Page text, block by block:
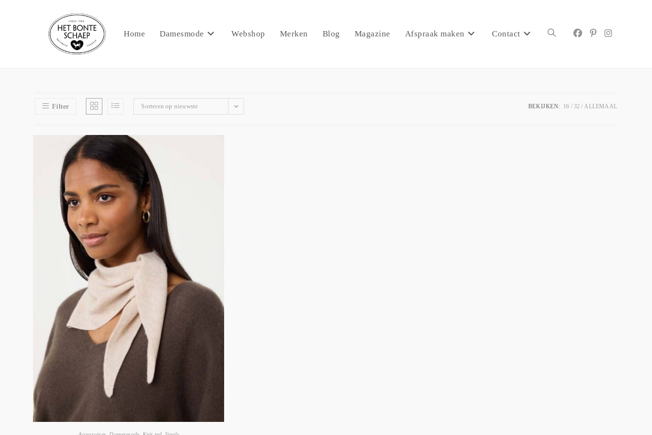
Home Damesmode Webshop Merken Blog Magazine Afspraak maken Contact
Filter Sorteren op nieuwste BEKIJKEN: 16 32 ALLEMAAL